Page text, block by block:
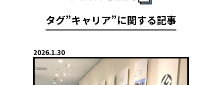
タグ”キャリア”に関する記事
2026.1.30